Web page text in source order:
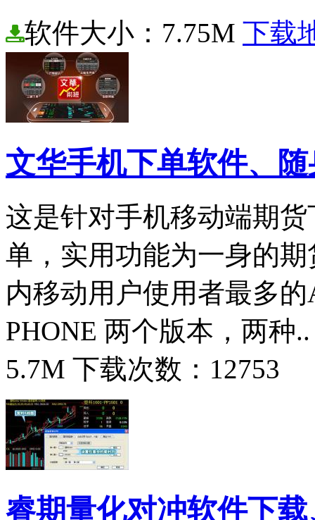
软件大小：7.75M 下载
文华手机下单软件、
这是针对手机移动端期
单，实用功能为一身的
内移动用户使用者最多
PHONE 两个版本，两种
5.7M 下载次数：12753
睿期量化对冲软件下